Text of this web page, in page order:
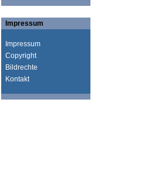
Impressum
Impressum
Copyright
Bildrechte
Kontakt